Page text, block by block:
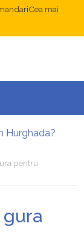
Cea mai
Hurghada?
pentru